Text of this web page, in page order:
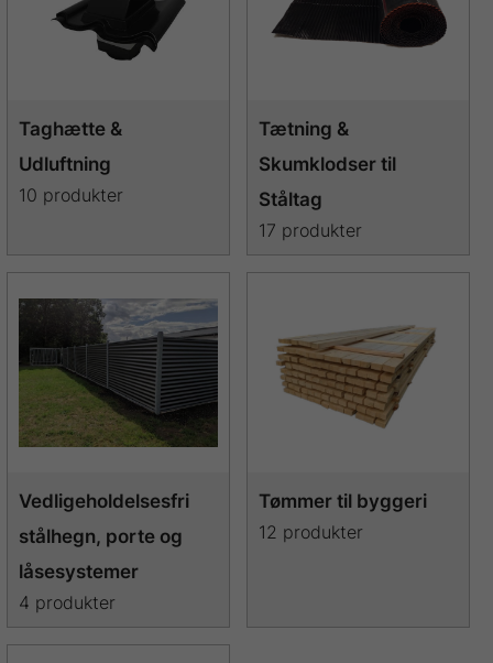
Taghætte &
Udluftning
10 produkter
Tætning &
Skumklodser til
Ståltag
17 produkter
Vedligeholdelsesfri
stålhegn, porte og
låsesystemer
4 produkter
Tømmer til byggeri
12 produkter